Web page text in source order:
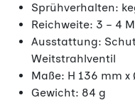
Sprühverhalten:
Reichweite: 3 – 4
Ausstattung:
Weitstrahlventil
Maße: H 136 mm
Gewicht: 84 g